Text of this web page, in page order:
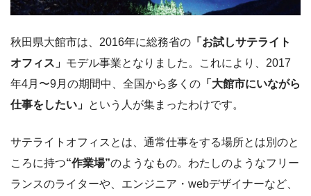
秋田県大館市は、2016年に総務省の 「お試しサテライト
オフィス」 モデル事業となりました。これにより、2017
年4月〜9月の期間中、全国から多くの 「大館市にいながら
仕事をしたい」 という人が集まったわけです。
サテライトオフィスとは、通常仕事をする場所とは別のと
ころに持つ“作業場”のようなもの。わたしのようなフリー
ランスのライターや、エンジニア・webデザイナーなど、